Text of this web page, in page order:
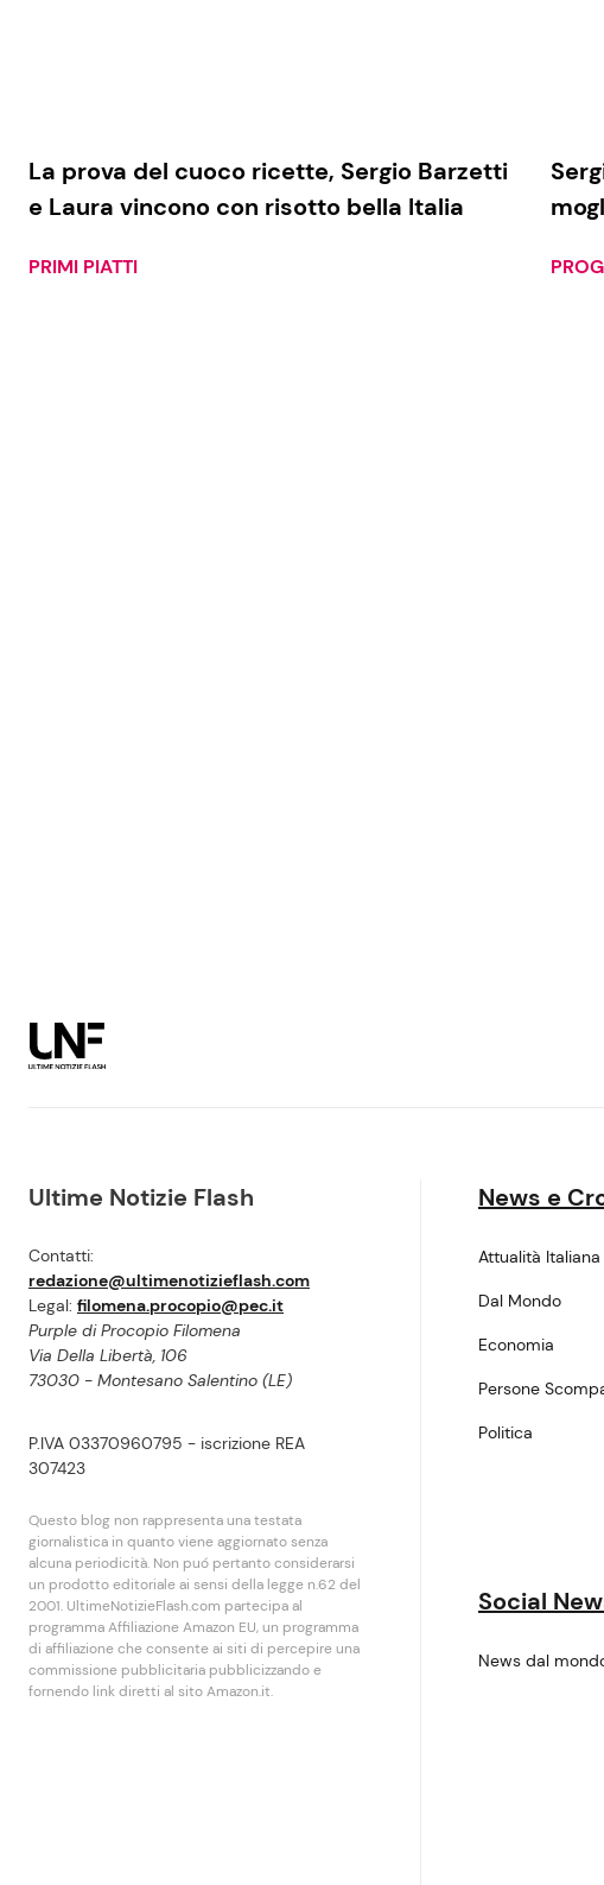
La prova del cuoco ricette, Sergio Barzetti
e Laura vincono con risotto bella Italia
PRIMI PIATTI
Ultime Notizie Flash
Contatti:
redazione@ultimenotizieflash.com
Legal: filomena.procopio@pec.it
Purple di Procopio Filomena
Via Della Libertà, 106
73030 - Montesano Salentino (LE)
P.IVA 03370960795 - iscrizione REA
307423
Questo blog non rappresenta una testata
giornalistica in quanto viene aggiornato senza
alcuna periodicità. Non puó pertanto considerarsi
un prodotto editoriale ai sensi della legge n.62 del
2001. UltimeNotizieFlash.com partecipa al
programma Affiliazione Amazon EU, un programma
di affiliazione che consente ai siti di percepire una
commissione pubblicitaria pubblicizzando e
fornendo link diretti al sito Amazon.it.
News e
Attualità Italiana
Dal Mondo
Economia
Persone
Politica
Social
News dal